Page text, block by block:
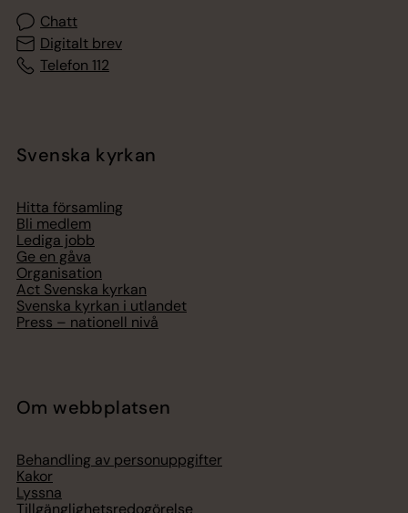
Chatt
Digitalt brev
Telefon 112
Svenska kyrkan
Hitta församling
Bli medlem
Lediga jobb
Ge en gåva
Organisation
Act Svenska kyrkan
Svenska kyrkan i utlandet
Press – nationell nivå
Om webbplatsen
Behandling av personuppgifter
Kakor
Lyssna
Tillgänglighetsredogörelse